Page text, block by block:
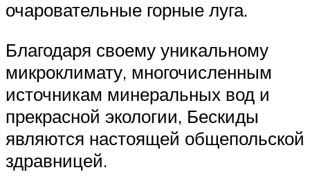
очаровательные горные луга.
Благодаря своему уникальному
микроклимату, многочисленным
источникам минеральных вод и
прекрасной экологии, Бескиды
являются настоящей общепольской
здравницей.